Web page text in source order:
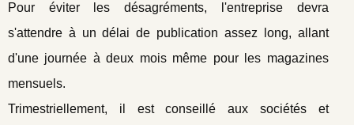
Pour éviter les désagréments, l'entreprise devra
s'attendre à un délai de publication assez long, allant
d'une journée à deux mois même pour les magazines
mensuels.
Trimestriellement, il est conseillé aux sociétés et